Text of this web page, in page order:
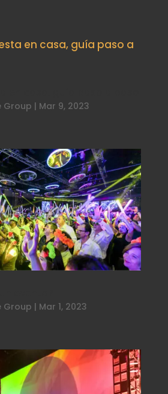
Group | Mar 9, 2023
Group | Mar 1, 2023